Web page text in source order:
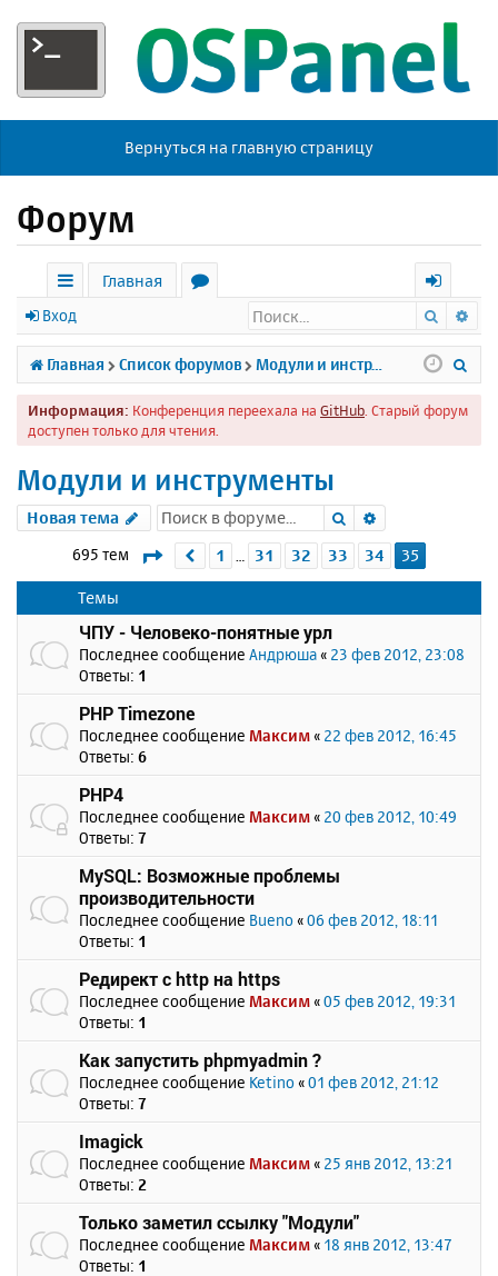
Вернуться на главную страницу
Форум
с
ы
л
к
Главная
р
у
м
х
о
д
Вход Поиск
Главная Список форумов Модули и инструменты
Информация: Конференция переехала на GitHub . Старый форум
доступен только для чтения.
Модули и инструменты
Новая тема Поиск
695 тем Страница 35из 35
Пред.
1 31 32 33 34
35
Темы
ЧПУ - Человеко-понятные урл
Последнее сообщение Андрюша « 23 фев 2012, 23:08
Ответы: 1
PHP Timezone
Последнее сообщение Максим « 22 фев 2012, 16:45
Ответы: 6
PHP4
Последнее сообщение Максим « 20 фев 2012, 10:49
Ответы: 7
MySQL: Возможные проблемы
производительности
Последнее сообщение Bueno «06 фев 2012, 18:11
Ответы: 1
Редирект с http на https
Последнее сообщение Максим «05 фев 2012, 19:31
Ответы: 1
Как запустить phpmyadmin ?
Последнее сообщение Ketino «01 фев 2012, 21:12
Ответы: 7
Imagick
Последнее сообщение Максим « 25 янв 2012, 13:21
Ответы: 2
Только заметил ссылку "Модули"
Последнее сообщение Максим « 18 янв 2012, 13:47
Ответы: 1